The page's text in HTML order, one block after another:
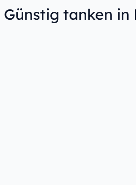
Günstig tanken in